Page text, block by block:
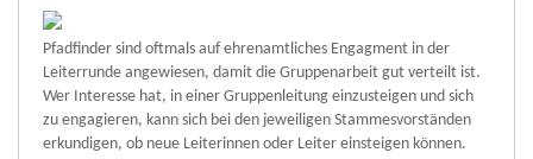
Pfadfinder sind oftmals auf ehrenamtliches Engagment in der
Leiterrunde angewiesen, damit die Gruppenarbeit gut verteilt ist.
Wer Interesse hat, in einer Gruppenleitung einzusteigen und sich
zu engagieren, kann sich bei den jeweiligen Stammesvorständen
erkundigen, ob neue Leiterinnen oder Leiter einsteigen können.